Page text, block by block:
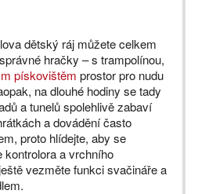
dětský ráj můžete celkem
hračky – s trampolínou,
pískovištěm prostor pro nudu
na dlouhé hodiny se tady
a tunelů spolehlivě zabaví
a dovádění často
proto hlídejte, aby se
kontrolora a vrchního
vezměte funkci svačináře a